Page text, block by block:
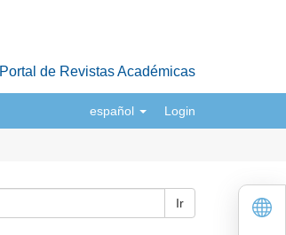
Portal de Revistas Académicas
español Login
Ir